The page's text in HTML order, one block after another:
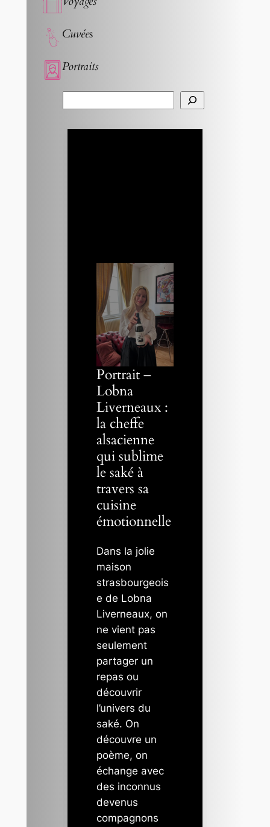
Cuvées
Portraits
Portrait –
Lobna
Liverneaux :
la cheffe
alsacienne
qui sublime
le saké à
travers sa
cuisine
émotionnelle
Dans la jolie
maison
strasbourgeois
e de Lobna
Liverneaux, on
ne vient pas
seulement
partager un
repas ou
découvrir
l’univers du
saké. On
découvre un
poème, on
échange avec
des inconnus
devenus
compagnons